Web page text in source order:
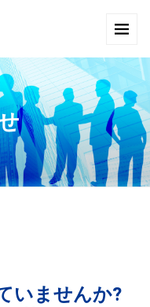
いませんか?